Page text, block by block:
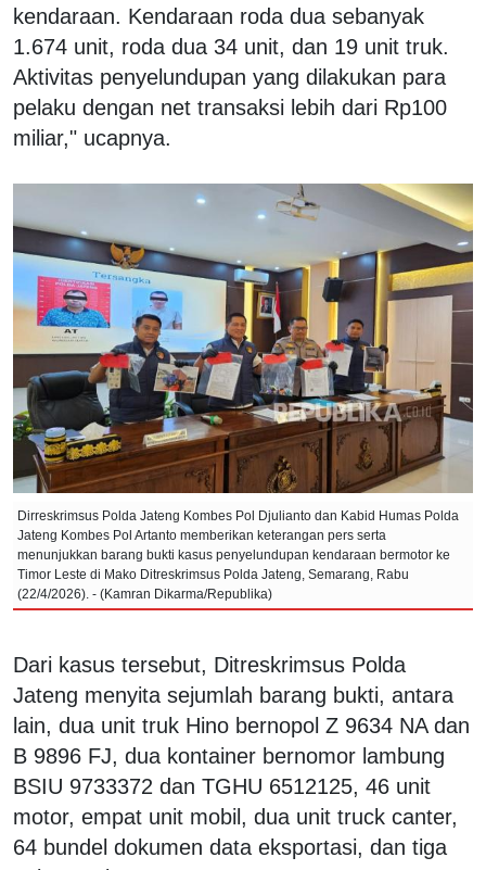
kendaraan. Kendaraan roda dua sebanyak
1.674 unit, roda dua 34 unit, dan 19 unit truk.
Aktivitas penyelundupan yang dilakukan para
pelaku dengan net transaksi lebih dari Rp100
miliar," ucapnya.
Dirreskrimsus Polda Jateng Kombes Pol Djulianto dan Kabid Humas Polda
Jateng Kombes Pol Artanto memberikan keterangan pers serta
menunjukkan barang bukti kasus penyelundupan kendaraan bermotor ke
Timor Leste di Mako Ditreskrimsus Polda Jateng, Semarang, Rabu
(22/4/2026). - (Kamran Dikarma/Republika)
Dari kasus tersebut, Ditreskrimsus Polda
Jateng menyita sejumlah barang bukti, antara
lain, dua unit truk Hino bernopol Z 9634 NA dan
B 9896 FJ, dua kontainer bernomor lambung
BSIU 9733372 dan TGHU 6512125, 46 unit
motor, empat unit mobil, dua unit truck canter,
64 bundel dokumen data eksportasi, dan tiga